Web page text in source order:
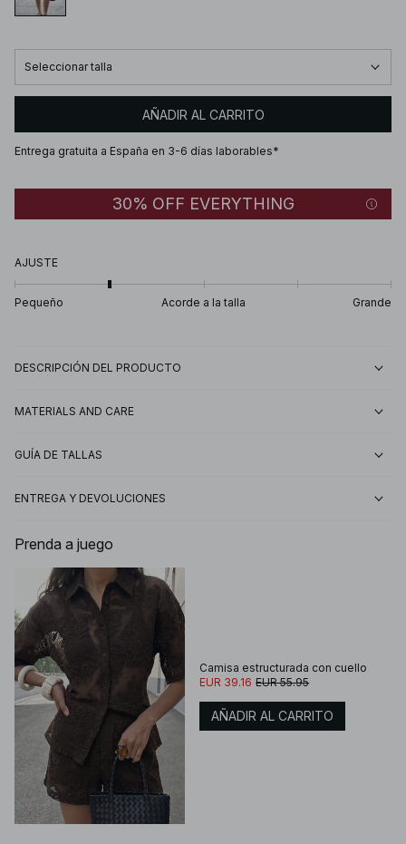
Seleccionar talla
AÑADIR AL CARRITO
Entrega gratuita a España en 3-6 días laborables*
30% OFF EVERYTHING
AJUSTE
Pequeño Acorde a la talla Grande
DESCRIPCIÓN DEL PRODUCTO
MATERIALS AND CARE
GUÍA DE TALLAS
ENTREGA Y DEVOLUCIONES
Prenda a juego
Camisa estructurada con cuello
EUR 39.16 EUR 55.95
AÑADIR AL CARRITO